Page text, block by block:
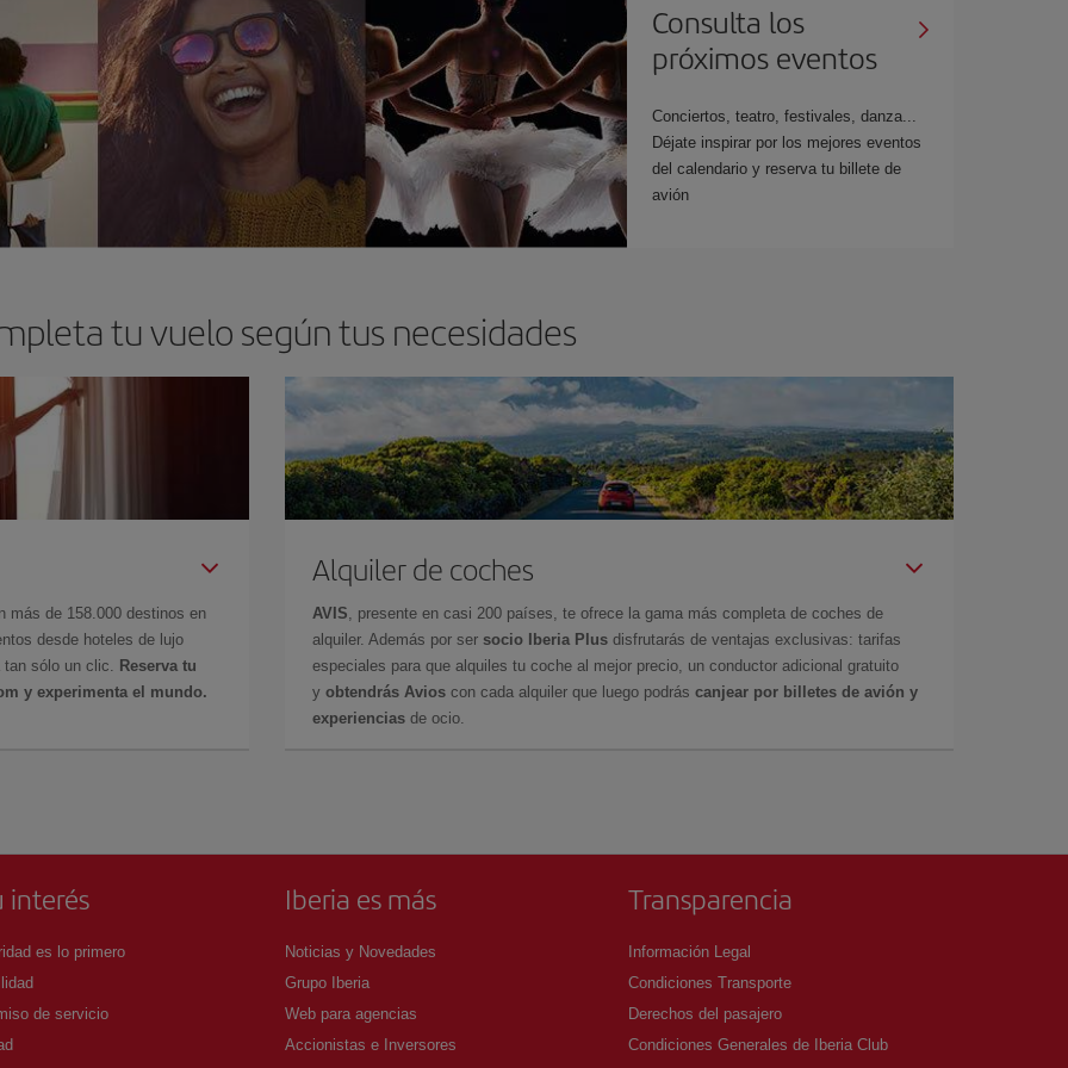
Consulta los
próximos eventos
Conciertos, teatro, festivales, danza...
Déjate inspirar por los mejores eventos
del calendario y reserva tu billete de
avión
tu vuelo según tus necesidades
más de 158.000 destinos en
desde hoteles de lujo
sólo un clic.
Reserva tu
y experimenta el mundo.
Alquiler de coches
AVIS , presente en casi 200 países, te ofrece la gama más completa de coches de
alquiler. Además por ser socio Iberia Plus disfrutarás de ventajas exclusivas: tarifas
especiales para que alquiles tu coche al mejor precio, un conductor adicional gratuito
y obtendrás Avios con cada alquiler que luego podrás canjear por billetes de avión y
experiencias de ocio.
interés
es lo primero
de servicio
Iberia es más
Noticias y Novedades
Grupo Iberia
Web para agencias
Accionistas e Inversores
Transparencia
Información Legal
Condiciones Transporte
Derechos del pasajero
Condiciones Generales de Iberia Club